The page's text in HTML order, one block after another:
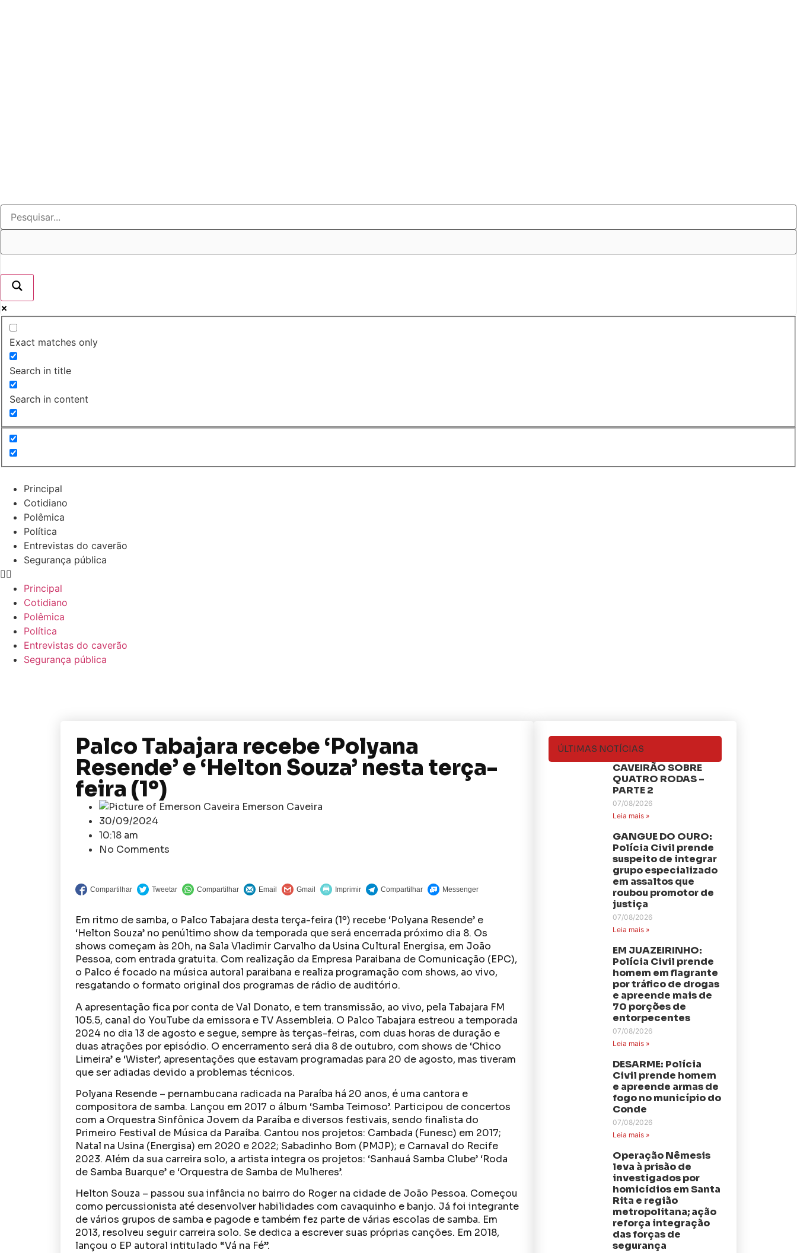
Exact matches only
Search in title
Search in content
Principal
Cotidiano
Polêmica
Política
Entrevistas do caverão
Segurança pública
Principal
Cotidiano
Polêmica
Política
Entrevistas do caverão
Segurança pública
Palco Tabajara recebe ‘Polyana
Resende’ e ‘Helton Souza’ nesta terça-
feira (1º)
Emerson Caveira
30/09/2024
10:18 am
No Comments
Em ritmo de samba, o Palco Tabajara desta terça-feira (1º) recebe ‘Polyana Resende’ e
‘Helton Souza’ no penúltimo show da temporada que será encerrada próximo dia 8. Os
shows começam às 20h, na Sala Vladimir Carvalho da Usina Cultural Energisa, em João
Pessoa, com entrada gratuita. Com realização da Empresa Paraibana de Comunicação (EPC),
o Palco é focado na música autoral paraibana e realiza programação com shows, ao vivo,
resgatando o formato original dos programas de rádio de auditório.
A apresentação fica por conta de Val Donato, e tem transmissão, ao vivo, pela Tabajara FM
105.5, canal do YouTube da emissora e TV Assembleia. O Palco Tabajara estreou a temporada
2024 no dia 13 de agosto e segue, sempre às terças-feiras, com duas horas de duração e
duas atrações por episódio. O encerramento será dia 8 de outubro, com shows de ‘Chico
Limeira’ e ‘Wister’, apresentações que estavam programadas para 20 de agosto, mas tiveram
que ser adiadas devido a problemas técnicos.
Polyana Resende – pernambucana radicada na Paraíba há 20 anos, é uma cantora e
compositora de samba. Lançou em 2017 o álbum ‘Samba Teimoso’. Participou de concertos
com a Orquestra Sinfônica Jovem da Paraíba e diversos festivais, sendo finalista do
Primeiro Festival de Música da Paraíba. Cantou nos projetos: Cambada (Funesc) em 2017;
Natal na Usina (Energisa) em 2020 e 2022; Sabadinho Bom (PMJP); e Carnaval do Recife
2023. Além da sua carreira solo, a artista integra os projetos: ‘Sanhauá Samba Clube’ ‘Roda
de Samba Buarque’ e ‘Orquestra de Samba de Mulheres’.
Helton Souza – passou sua infância no bairro do Roger na cidade de João Pessoa. Começou
como percussionista até desenvolver habilidades com cavaquinho e banjo. Já foi integrante
de vários grupos de samba e pagode e também fez parte de várias escolas de samba. Em
2013, resolveu seguir carreira solo. Se dedica a escrever suas próprias canções. Em 2018,
lançou o EP autoral intitulado “Vá na Fé”.
ÚLTIMAS NOTÍCIAS
CAVEIRÃO SOBRE
QUATRO RODAS –
PARTE 2
07/08/2026
Leia mais »
GANGUE DO OURO:
Polícia Civil prende
suspeito de integrar
grupo especializado
em assaltos que
roubou promotor de
justiça
07/08/2026
Leia mais »
EM JUAZEIRINHO:
Polícia Civil prende
homem em flagrante
por tráfico de drogas
e apreende mais de
70 porções de
entorpecentes
07/08/2026
Leia mais »
DESARME: Polícia
Civil prende homem
e apreende armas de
fogo no município do
Conde
07/08/2026
Leia mais »
Operação Nêmesis
leva à prisão de
investigados por
homicídios em Santa
Rita e região
metropolitana; ação
reforça integração
das forças de
segurança